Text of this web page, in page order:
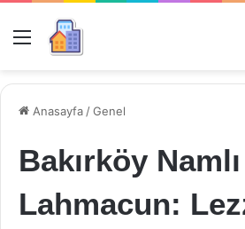
Menü
Anasayfa /Genel
Bakırköy
Lahmacun: